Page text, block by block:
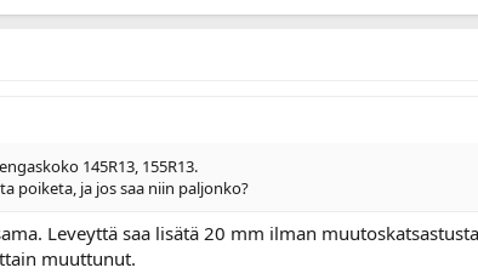
145R13, 155R13.
poiketa, ja jos saa niin paljonko?
Leveyttä saa lisätä 20 mm ilman
muuttunut.